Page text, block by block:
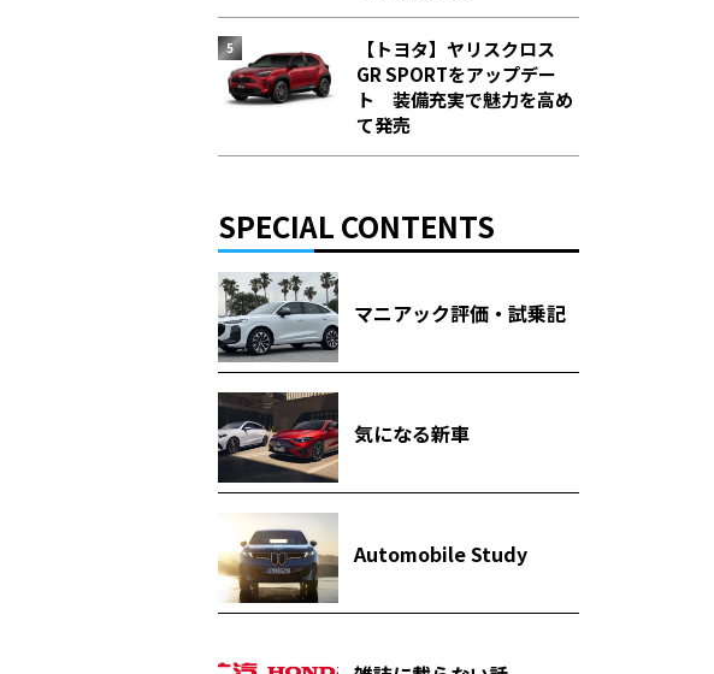
【トヨタ】ヤリスクロス
GR SPORTをアップデー
ト 装備充実で魅力を高め
て発売
SPECIAL CONTENTS
マニアック評価・試乗記
気になる新車
Automobile Study